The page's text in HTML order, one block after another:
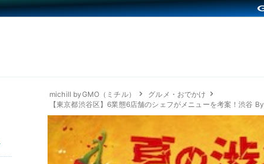
michill byGMO（ミチル）
グルメ・おでかけ
【東京都渋谷区】6業態6店舗のシェフがメニューを考案！渋谷